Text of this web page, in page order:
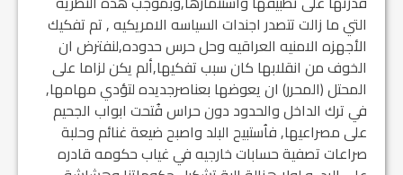
التي ما زالت تتصدر اجندات السياسه الامريكيه , تم تفكيك
الأجهزه الامنيه العراقيه وحل حرس حدوده,لنفترض ان
الخوف من انقلابها كان سبب تفكيها,ألم يكن لزاما على
المحتل (المحرر) ان يعوضها بعناصرجديده لتؤدي مهامها,
في ترك الداخل والحدود دون حراس فُتحت ابواب الجحيم
على مصراعيها, فاُستبيح البلد واصبح ضيعة غنائم وحلبة
صراعات تصفية حسابات خارجيه في غياب حكومه قادره